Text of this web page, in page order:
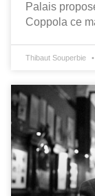
Palais
Coppola ce
Thibaut Souperbie